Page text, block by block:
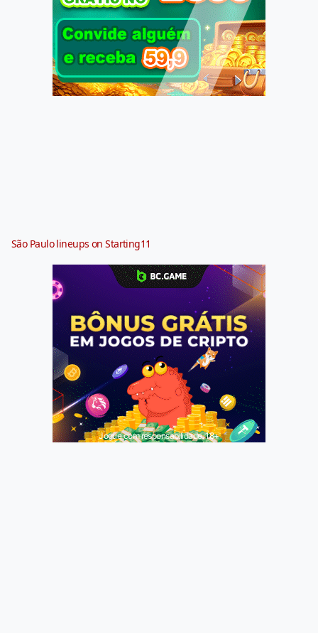
São Paulo lineups on Starting11
Jogue com responsabilidade. 18+